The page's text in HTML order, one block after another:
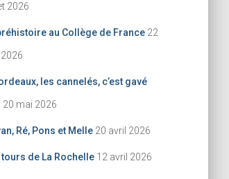
2026
au Collège de France 22
les cannelés, c’est gavé
20 mai 2026
Ré, Pons et Melle 20 avril 2026
tours de La Rochelle 12 avril 2026